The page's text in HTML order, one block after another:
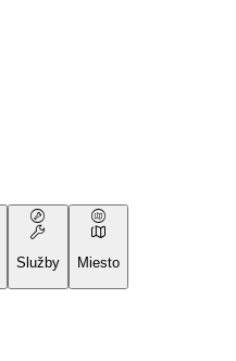
Služby Miesto